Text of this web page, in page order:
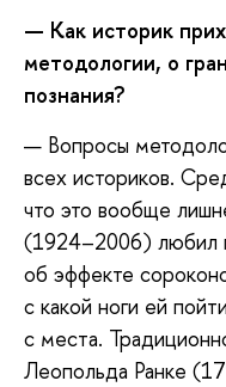
— Как историк
методологии, о
познания?
— Вопросы
всех историков.
что это вообще
(1924–2006) любил
об эффекте
с какой ноги ей
с места.
Леопольда Ранке